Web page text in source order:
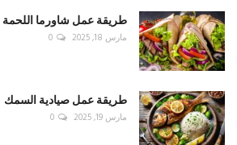
طريقة عمل شاورما اللحمة
مارس 18, 2025 0
طريقة عمل صيادية السمك
مارس 19, 2025 0